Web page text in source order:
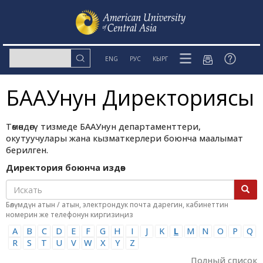
ENG РУС КЫРГ
БААУнун Директориясы
Төмөндөгү тизмеде БААУнун департаменттери,
окутуучулары жана кызматкерлери боюнча маалымат
берилген.
Директория боюнча издөө:
Бөлүмдүн атын / атын, электрондук почта дарегин, кабинеттин
номерин же телефонун киргизиңиз
A B C D E F G H I J K L M N O P
Q
R
S T U V W X Y
Z
Полный список